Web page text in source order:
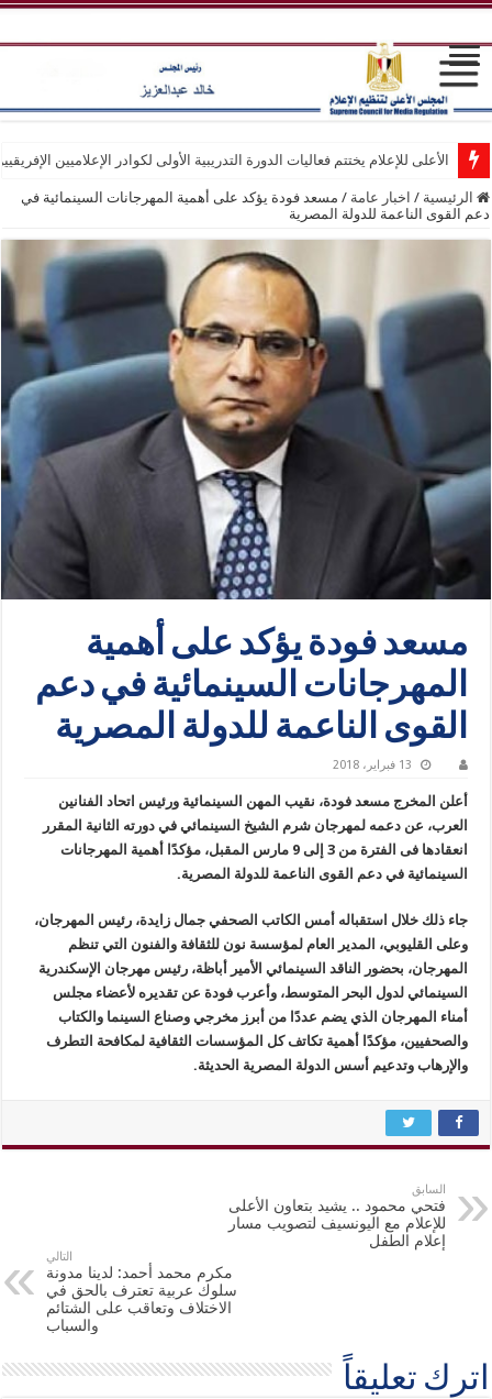
الأعلى للإعلام يختتم فعاليات الدورة التدريبية الأولى لكوادر الإعلاميين
الرئيسية / اخبار عامة / مسعد فودة يؤكد على أهمية المهرجانات السينمائية في
دعم القوى الناعمة للدولة المصرية
مسعد فودة يؤكد على أهمية
المهرجانات السينمائية في دعم
القوى الناعمة للدولة المصرية
13 فبراير، 2018
أعلن المخرج مسعد فودة، نقيب المهن السينمائية ورئيس اتحاد الفنانين
العرب، عن دعمه لمهرجان شرم الشيخ السينمائي في دورته الثانية المقرر
انعقادها فى الفترة من 3 إلى 9 مارس المقبل، مؤكدًا أهمية المهرجانات
السينمائية في دعم القوى الناعمة للدولة المصرية.
جاء ذلك خلال استقباله أمس الكاتب الصحفي جمال زايدة، رئيس المهرجان،
وعلى القليوبي، المدير العام لمؤسسة نون للثقافة والفنون التي تنظم
المهرجان، بحضور الناقد السينمائي الأمير أباظة، رئيس مهرجان الإسكندرية
السينمائي لدول البحر المتوسط، وأعرب فودة عن تقديره لأعضاء مجلس
أمناء المهرجان الذي يضم عددًا من أبرز مخرجي وصناع السينما والكتاب
والصحفيين، مؤكدًا أهمية تكاتف كل المؤسسات الثقافية لمكافحة التطرف
والإرهاب وتدعيم أسس الدولة المصرية الحديثة.
السابق
فتحي محمود .. يشيد بتعاون الأعلى
للإعلام مع اليونسيف لتصويب مسار
إعلام الطفل
التالي
مكرم محمد أحمد: لدينا مدونة
سلوك عربية تعترف بالحق في
الاختلاف وتعاقب على الشتائم
والسباب
اترك تعليقاً